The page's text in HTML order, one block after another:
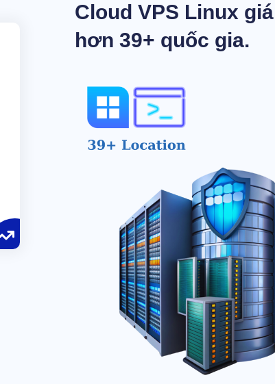
Cloud VPS Linux
hơn 39+ quốc gia.